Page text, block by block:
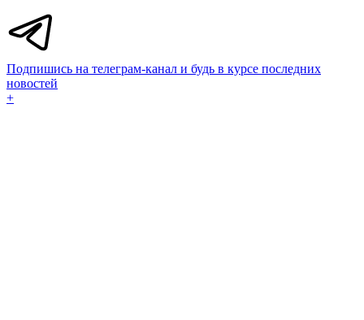
Подпишись на телеграм-канал и будь в курсе последних
новостей
+